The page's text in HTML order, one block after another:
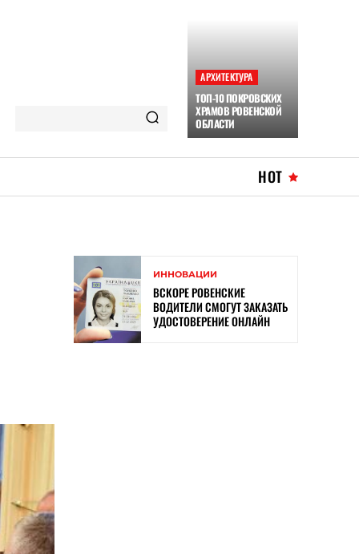
АРХИТЕКТУРА
ТОП-10 ПОКРОВСКИХ
ХРАМОВ РОВЕНСКОЙ
ОБЛАСТИ
HOT
ИННОВАЦИИ
ВСКОРЕ РОВЕНСКИЕ
ВОДИТЕЛИ СМОГУТ ЗАКАЗАТЬ
УДОСТОВЕРЕНИЕ ОНЛАЙН